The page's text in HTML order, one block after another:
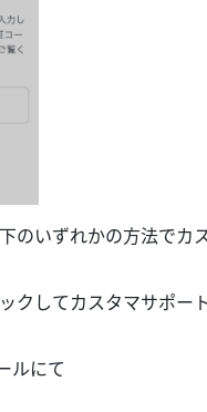
のいずれかの方法でカ
クしてカスタマサポー